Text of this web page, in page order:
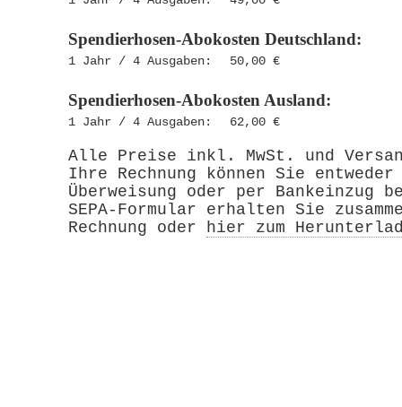
Spendierhosen-Abokosten Deutschland:
1 Jahr / 4 Ausgaben: 50,00 €
Spendierhosen-Abokosten Ausland:
1 Jahr / 4 Ausgaben: 62,00 €
Alle Preise inkl. MwSt. und
Ihre Rechnung können Sie entweder
Überweisung oder per Bankeinzug
SEPA-Formular erhalten Sie
Rechnung oder hier zum